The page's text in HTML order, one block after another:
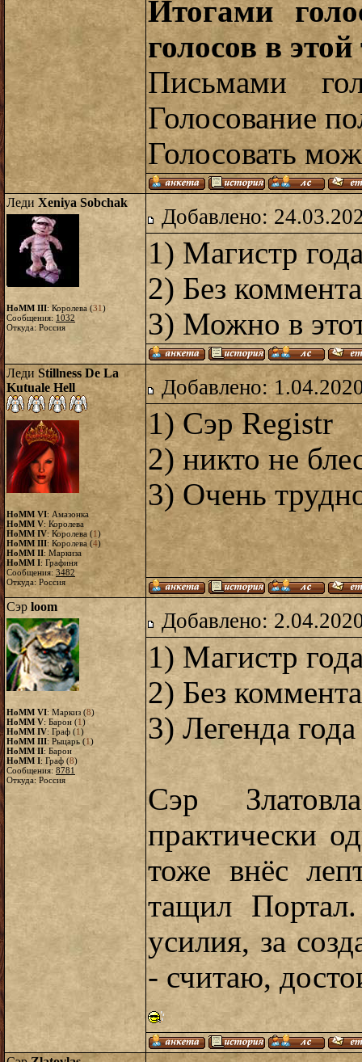
Итогами
голосов в
Письмами
Голосование
Голосовать
Леди Xeniya Sobchak
HoMM III: Королева (31)
Сообщения: 1032
Откуда: Россия
Добавлено:
1) Магистр
2) Без
3) Можно в
Леди Stillness De La
Kutuale Hell
HoMM VI: Амазонка
HoMM V: Королева
HoMM IV: Королева (1)
HoMM III: Королева (4)
HoMM II: Маркиза
HoMM I: Графиня
Сообщения: 3482
Откуда: Россия
Добавлено:
1) Сэр Registr
2) никто не
3) Очень
Сэр loom
HoMM VI: Маркиз (8)
HoMM V: Барон (1)
HoMM IV: Граф (1)
HoMM III: Рыцарь (1)
HoMM II: Барон
HoMM I: Граф (8)
Сообщения: 8781
Откуда: Россия
Добавлено:
1) Магистр
2) Без
3) Легенда
Сэр
практически
тоже внёс
тащил
усилия, за
- считаю,